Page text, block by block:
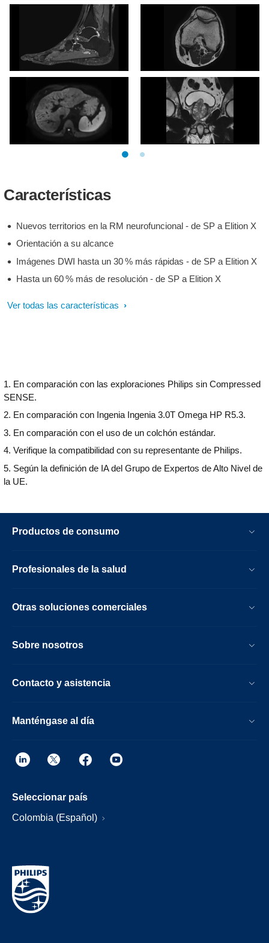
Axial DWI b15000 3D T1w TFE
3D VIEW PDw SPAIR Axial T2w TSE
Características
Nuevos territorios en la RM neurofuncional - de SP a Elition X
Orientación a su alcance
Imágenes DWI hasta un 30 % más rápidas - de SP a Elition X
Hasta un 60 % más de resolución - de SP a Elition X
Ver todas las características
1. En comparación con las exploraciones Philips sin Compressed
SENSE.
2. En comparación con Ingenia Ingenia 3.0T Omega HP R5.3.
3. En comparación con el uso de un colchón estándar.
4. Verifique la compatibilidad con su representante de Philips.
5. Según la definición de IA del Grupo de Expertos de Alto Nivel de
la UE.
Productos de consumo
Profesionales de la salud
Otras soluciones comerciales
Sobre nosotros
Contacto y asistencia
Manténgase al día
Seleccionar país
Colombia (Español)